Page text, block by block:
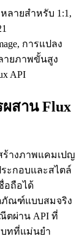
ลายสำหรับ 1:1,
การแปลง
ายภาพขั้นสูง
API
สาน Flux
ร้างภาพแคมเปญ
ะกอบและสไตล์
อถือได้
ภัณฑ์แบบสมจริง
ตผ่าน API ที่
บทที่แม่นยำ